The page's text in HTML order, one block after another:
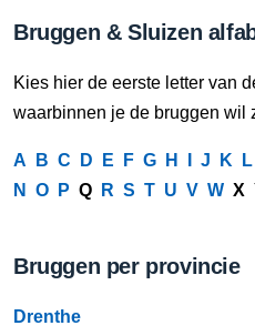
Bruggen & Sluizen
Kies hier de eerste letter van
waarbinnen je de bruggen wil
A B C D E F G H J K L
N
O P Q R S T U V W X
Bruggen per provincie
Drenthe